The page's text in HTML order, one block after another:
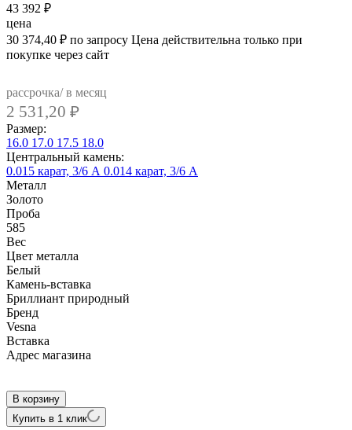
43 392 ₽
цена
30 374,40 ₽ по запросу Цена действительна только при
покупке через сайт
рассрочка/ в месяц
2 531,20 ₽
Размер:
16.0 17.0 17.5 18.0
Центральный камень:
0.015 карат, 3/6 А 0.014 карат, 3/6 А
Металл
Золото
Проба
585
Вес
Цвет металла
Белый
Камень-вставка
Бриллиант природный
Бренд
Vesna
Вcтавка
Адрес магазина
В корзину
Купить в 1 клик